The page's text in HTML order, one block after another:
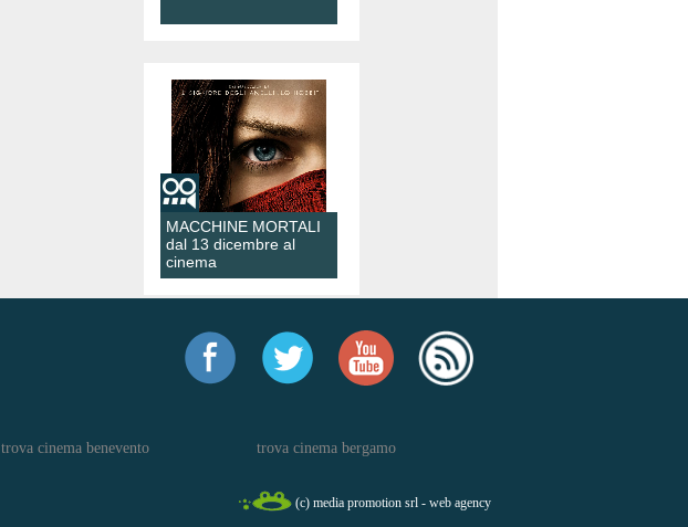
MACCHINE MORTALI
dal 13 dicembre al
cinema
trova cinema benevento trova cinema bergamo
(c) media promotion srl - web agency